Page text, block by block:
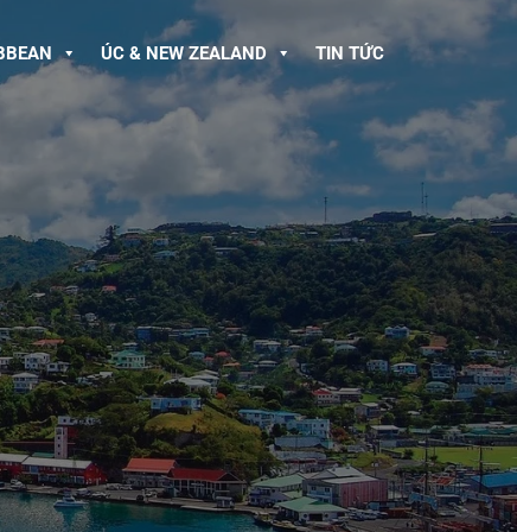
ÚC & NEW ZEALAND TIN TỨC